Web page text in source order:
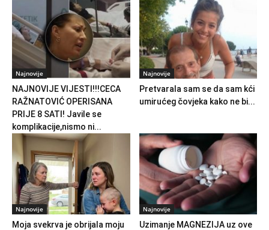
Najnovije
NAJNOVIJE VIJESTI!!!CECA
RAŽNATOVIĆ OPERISANA
PRIJE 8 SATI! Javile se
komplikacije,nismo ni...
Najnovije
Pretvarala sam se da sam kći
umirućeg čovjeka kako ne bi...
Najnovije
Moja svekrva je obrijala moju
Najnovije
Uzimanje MAGNEZIJA uz ove